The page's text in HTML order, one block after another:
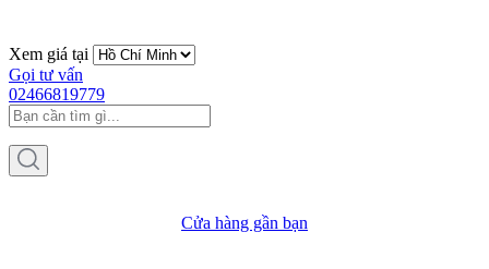
Xem giá tại
Gọi tư vấn
02466819779
Cửa hàng gần bạn